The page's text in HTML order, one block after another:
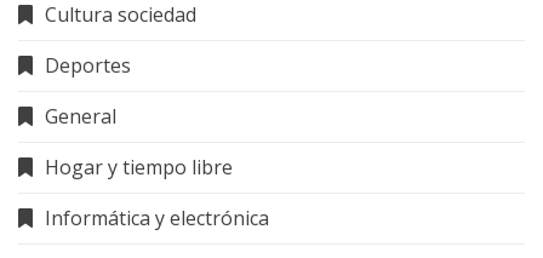
Cultura sociedad
Deportes
General
Hogar y tiempo libre
Informática y electrónica